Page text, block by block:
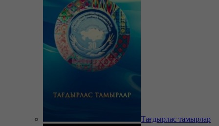
Тағдырлас тамырлар